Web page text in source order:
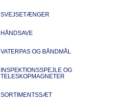
SVEJSETÆNGER
HÅNDSAVE
VATERPAS OG BÅNDMÅL
INSPEKTIONSSPEJLE OG
TELESKOPMAGNETER
SORTIMENTSSÆT